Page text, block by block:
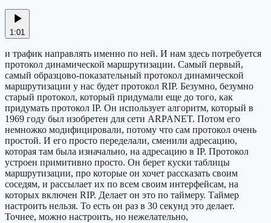
1:01
и трафик направлять именно по ней. И нам здесь потребуется
протокол динамической маршрутизации. Самый первый,
самый образцово-показательный протокол динамической
маршрутизации у нас будет протокол RIP. Безумно, безумно
старый протокол, который придумали еще до того, как
придумать протокол IP. Он использует алгоритм, который в
1969 году был изобретен для сети ARPANET. Потом его
немножко модифицировали, потому что сам протокол очень
простой. И его просто переделали, сменили адресацию,
которая там была изначально, на адресацию в IP. Протокол
устроен примитивно просто. Он берет куски таблицы
маршрутизации, про которые он хочет рассказать своим
соседям, и рассылает их по всем своим интерфейсам, на
которых включен RIP. Делает он это по таймеру. Таймер
настроить нельзя. То есть он раз в 30 секунд это делает.
Точнее, можно настроить, но нежелательно,